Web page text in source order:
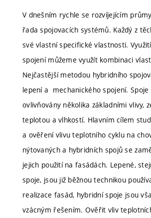
V dnešním rychle se rozvíjejícím
řada spojovacích systémů. Každý z
své vlastní specifické vlastnosti.
spojení můžeme využít kombinaci
Nejčastější metodou hybridního
lepení a mechanického spojení.
ovlivňovány několika základními vlivy,
teplotou a vlhkostí. Hlavním cílem
a ověření vlivu teplotního cyklu na
nýtovaných a hybridních spojů se
jejich použití na fasádách. Lepené,
spoje, jsou již běžnou technikou
realizace fasád, hybridní spoje jsou
vzácným řešením. Ověřit vliv